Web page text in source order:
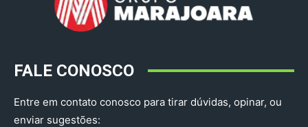
FALE CONOSCO
Entre em contato conosco para tirar dúvidas, opinar, ou
enviar sugestões: